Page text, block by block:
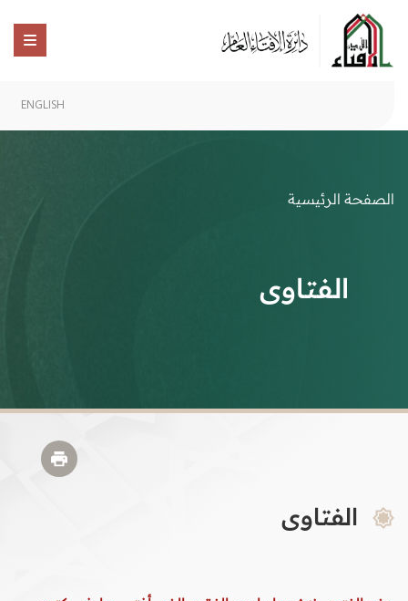
ENGLISH
الصفحة الرئيسية
الفتاوى
الفتاوى